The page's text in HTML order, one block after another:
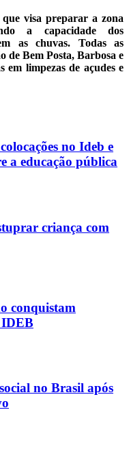
visa preparar a zona
a capacidade dos
as chuvas. Todas as
de Bem Posta, Barbosa e
em limpezas de açudes e
no Ideb e
a educação pública
criança com
conquistam
IDEB
no Brasil após